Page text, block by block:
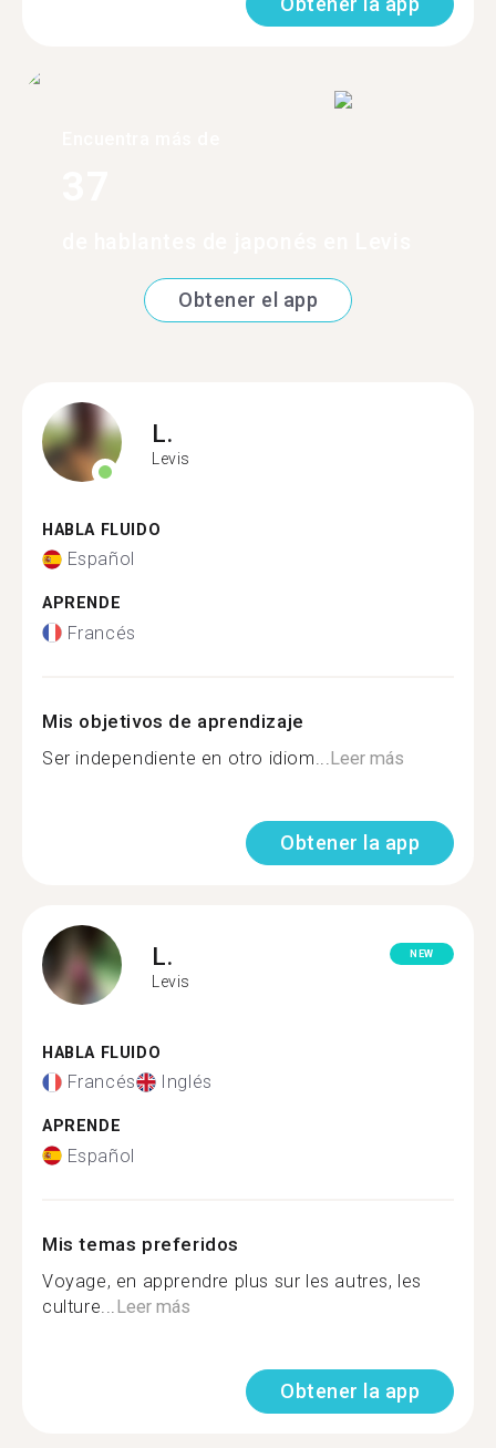
Obtener el app
L.
Levis
HABLA FLUIDO
Español
APRENDE
Francés
Mis objetivos de aprendizaje
Ser independiente en otro idiom... Leer más
Obtener la app
L.
Levis
NEW
HABLA FLUIDO
Francés Inglés
APRENDE
Español
Mis temas preferidos
Voyage, en apprendre plus sur les autres, les
culture... Leer más
Obtener la app